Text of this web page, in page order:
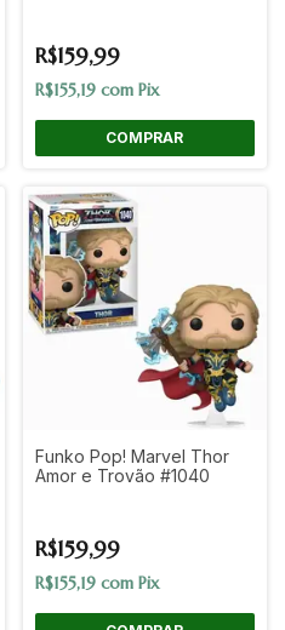
R$159,99
R$155,19 com Pix
Funko Pop! Marvel Thor
Amor e Trovão #1040
R$159,99
R$155,19 com Pix